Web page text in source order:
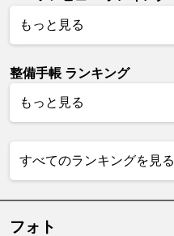
もっと見る
整備手帳 ランキング
もっと見る
すべてのランキングを見る
フォト